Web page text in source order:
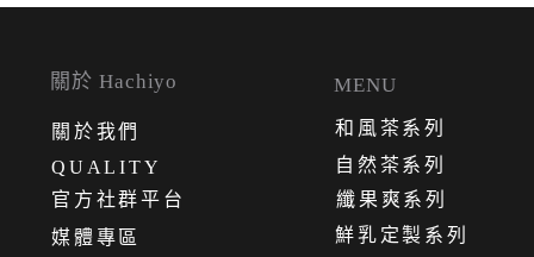
關於 Hachiyo
關 於我們
QUALITY
官方社群平台
媒體專區
鮮乳定製系列
纖果爽系列
自然茶系列
和風茶系列
MENU